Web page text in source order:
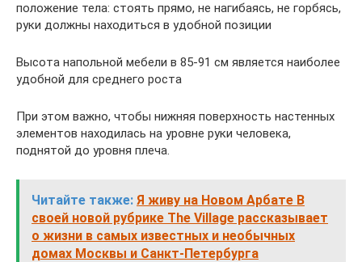
положение тела: стоять прямо, не нагибаясь, не горбясь,
руки должны находиться в удобной позиции
Высота напольной мебели в 85-91 см является наиболее
удобной для среднего роста
При этом важно, чтобы нижняя поверхность настенных
элементов находилась на уровне руки человека,
поднятой до уровня плеча.
Читайте также: Я живу на Новом Арбате В
своей новой рубрике The Village рассказывает
о жизни в самых известных и необычных
домах Москвы и Санкт-Петербурга